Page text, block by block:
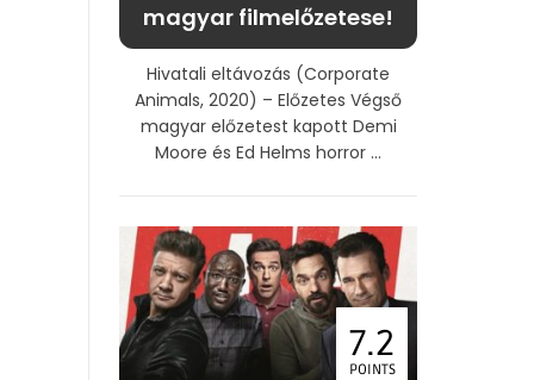
magyar filmelőzetese!
Hivatali eltávozás (Corporate
Animals, 2020) – Előzetes Végső
magyar előzetest kapott Demi
Moore és Ed Helms horror ...
7.2
POINTS